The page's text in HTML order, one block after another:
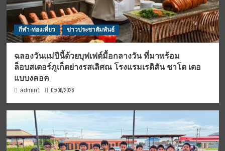
กีฬา-ท่องเที่ยว ข่าวประชาสัมพันธ์
ฉลองวันแม่ปีนี้ด้วยบุฟเฟต์มื้อกลางวัน ที่มาพร้อม
ล็อบสเตอร์ภูเก็ตย่างรสเลิศณ โรงแรมเรดิสัน ชาโต เดอ
แบบงคอค
admin1 05/08/2026